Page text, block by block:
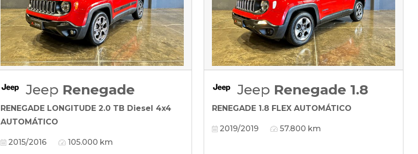
Jeep Renegade
RENEGADE LONGITUDE 2.0 TB Diesel 4x4
AUTOMÁTICO
2015/2016 105.000 km
Jeep Renegade 1.8
RENEGADE 1.8 FLEX AUTOMÁTICO
2019/2019 57.800 km